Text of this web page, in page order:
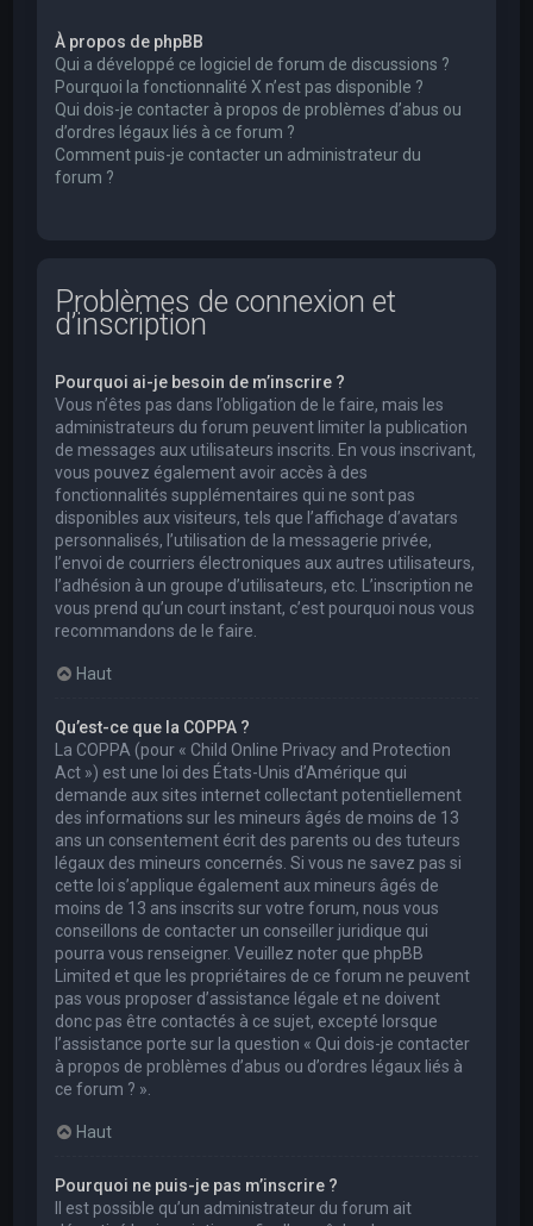
À propos de phpBB
Qui a développé ce logiciel de forum de discussions ?
Pourquoi la fonctionnalité X n’est pas disponible ?
Qui dois-je contacter à propos de problèmes d’abus ou
d’ordres légaux liés à ce forum ?
Comment puis-je contacter un administrateur du
forum ?
Problèmes de connexion et
d’inscription
Pourquoi ai-je besoin de m’inscrire ?
Vous n’êtes pas dans l’obligation de le faire, mais les
administrateurs du forum peuvent limiter la publication
de messages aux utilisateurs inscrits. En vous inscrivant,
vous pouvez également avoir accès à des
fonctionnalités supplémentaires qui ne sont pas
disponibles aux visiteurs, tels que l’affichage d’avatars
personnalisés, l’utilisation de la messagerie privée,
l’envoi de courriers électroniques aux autres utilisateurs,
l’adhésion à un groupe d’utilisateurs, etc. L’inscription ne
vous prend qu’un court instant, c’est pourquoi nous vous
recommandons de le faire.
Haut
Qu’est-ce que la COPPA ?
La COPPA (pour « Child Online Privacy and Protection
Act ») est une loi des États-Unis d’Amérique qui
demande aux sites internet collectant potentiellement
des informations sur les mineurs âgés de moins de 13
ans un consentement écrit des parents ou des tuteurs
légaux des mineurs concernés. Si vous ne savez pas si
cette loi s’applique également aux mineurs âgés de
moins de 13 ans inscrits sur votre forum, nous vous
conseillons de contacter un conseiller juridique qui
pourra vous renseigner. Veuillez noter que phpBB
Limited et que les propriétaires de ce forum ne peuvent
pas vous proposer d’assistance légale et ne doivent
donc pas être contactés à ce sujet, excepté lorsque
l’assistance porte sur la question « Qui dois-je contacter
à propos de problèmes d’abus ou d’ordres légaux liés à
ce forum ? ».
Haut
Pourquoi ne puis-je pas m’inscrire ?
Il est possible qu’un administrateur du forum ait